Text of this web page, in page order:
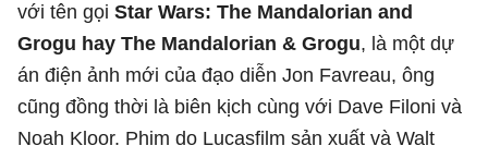
với tên gọi Star Wars: The Mandalorian and
Grogu hay The Mandalorian & Grogu, là một dự
án điện ảnh mới của đạo diễn Jon Favreau, ông
cũng đồng thời là biên kịch cùng với Dave Filoni và
Noah Kloor. Phim do Lucasfilm sản xuất và Walt